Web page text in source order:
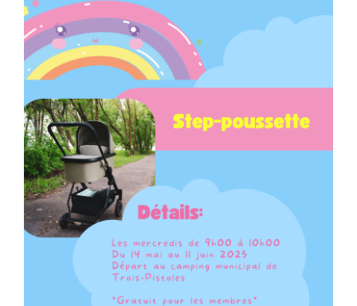
Programmation
Mon Compte
Panier
OFFRES D’EMPLOI